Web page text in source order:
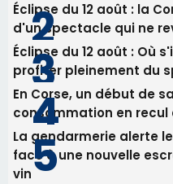
Éclipse du 12 août : la
d'un spectacle qui ne
Éclipse du 12 août : Où
profiter pleinement du
En Corse, un début de
consommation en
La gendarmerie alerte
face à une nouvelle
vin